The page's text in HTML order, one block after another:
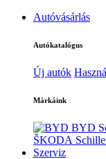
Autóvásárlás
Autókatalógus
Új autók
Márkáink
BYD
ŠKODA
Szerviz